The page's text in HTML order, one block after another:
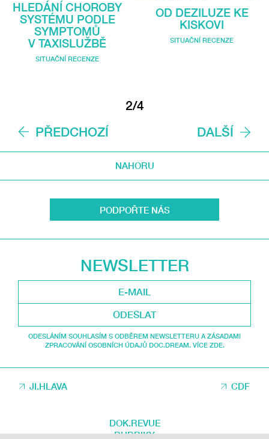
HLEDÁNÍ CHOROBY
SYSTÉMU PODLE
SYMPTOMŮ
V TAXISLUŽBĚ
SITUAČNÍ RECENZE
OD DEZILUZE KE
KISKOVI
SITUAČNÍ RECENZE
PŘEDCHOZÍ
2/4
DALŠÍ
NAHORU
PODPOŘTE NÁS
NEWSLETTER
ODESLAT
ODESLÁNÍM SOUHLASÍM S ODBĚREM NEWSLETTERU A ZÁSADAMI
ZPRACOVÁNÍ OSOBNÍCH ÚDAJŮ DOC.DREAM. VÍCE ZDE.
JI.HLAVA CDF
DOK.REVUE
RUBRIKY